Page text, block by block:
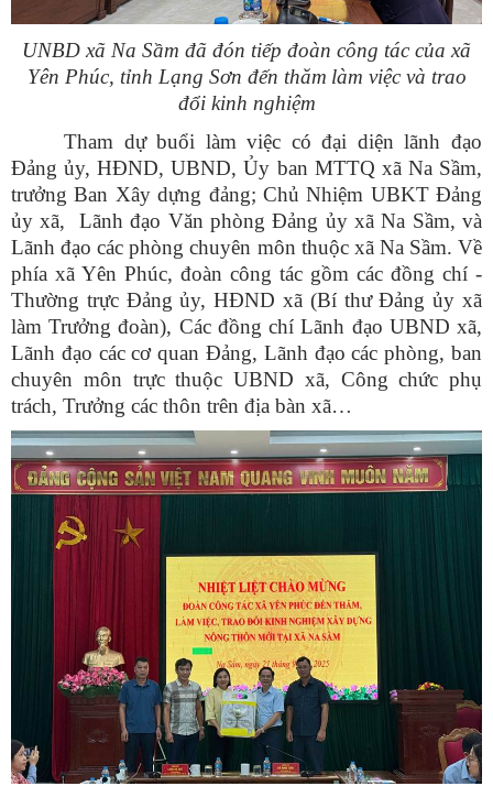
UNBD xã Na Sầm đã đón tiếp đoàn công tác của xã
Yên Phúc, tỉnh Lạng Sơn đến thăm làm việc và trao
đổi kinh nghiệm
Tham dự buổi làm việc có đại diện lãnh đạo
Đảng ủy, HĐND, UBND, Ủy ban MTTQ xã Na Sầm,
trưởng Ban Xây dựng đảng; Chủ Nhiệm UBKT Đảng
ủy xã, Lãnh đạo Văn phòng Đảng ủy xã Na Sầm, và
Lãnh đạo các phòng chuyên môn thuộc xã Na Sầm. Về
phía xã Yên Phúc, đoàn công tác gồm các đồng chí -
Thường trực Đảng ủy, HĐND xã (Bí thư Đảng ủy xã
làm Trưởng đoàn), Các đồng chí Lãnh đạo UBND xã,
Lãnh đạo các cơ quan Đảng, Lãnh đạo các phòng, ban
chuyên môn trực thuộc UBND xã, Công chức phụ
trách, Trưởng các thôn trên địa bàn xã…